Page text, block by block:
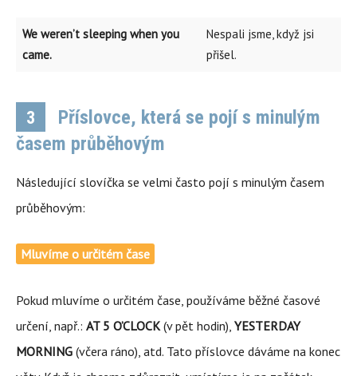
We weren’t sleeping when you
came.
Nespali jsme, když jsi
přišel.
3
Příslovce, která se pojí s minulým
časem průběhovým
Následující slovíčka se velmi často pojí s minulým časem
průběhovým:
Mluvíme o určitém čase
Pokud mluvíme o určitém čase, používáme běžné časové
určení, např.: AT 5 O’CLOCK(v pět hodin), YESTERDAY
MORNING (včera ráno), atd. Tato příslovce dáváme na konec